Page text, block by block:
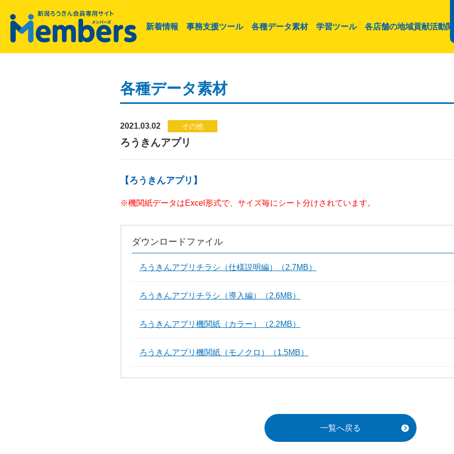
新着情報 事務支援ツール 各種データ素材 学習ツール 各店舗の地域貢献活動
各種データ素材
2021.03.02 その他
ろうきんアプリ
【ろうきんアプリ】
※機関紙データはExcel形式で、サイズ毎にシート分けされています。
ダウンロードファイル
ろうきんアプリチラシ（仕様説明編）（2.7MB）
ろうきんアプリチラシ（導入編）（2.6MB）
ろうきんアプリ機関紙（カラー）（2.2MB）
ろうきんアプリ機関紙（モノクロ）（1.5MB）
一覧へ戻る